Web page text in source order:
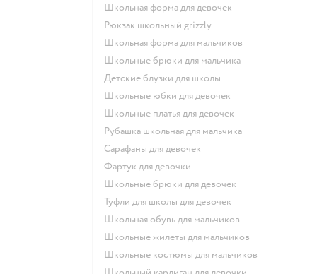
Школьная форма для девочек
Рюкзак школьный grizzly
Школьная форма для мальчиков
Школьные брюки для мальчика
Детские блузки для школы
Школьные юбки для девочек
Школьные платья для девочек
Рубашка школьная для мальчика
Сарафаны для девочек
Фартук для девочки
Школьные брюки для девочек
Туфли для школы для девочек
Школьная обувь для мальчиков
Школьные жилеты для мальчиков
Школьные костюмы для мальчиков